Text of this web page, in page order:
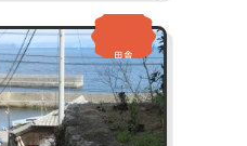
かな自然環境が広が
めます。さらに、町内
カヌーなどの水上活
町は、自然と文化、農
域で、訪れる人々に
田舎